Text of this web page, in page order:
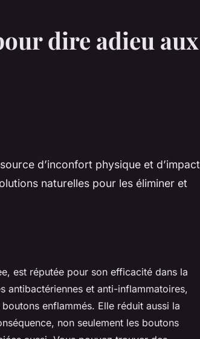
dire adieu aux
d’inconfort physique et d’impact
naturelles pour les éliminer et
est réputée pour son efficacité dans la
antibactériennes et anti-inflammatoires,
enflammés. Elle réduit aussi la
non seulement les boutons